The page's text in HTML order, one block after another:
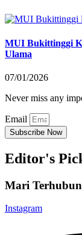
MUI Bukittinggi
Ulama
07/01/2026
Never miss any
Email
Subscribe Now
Editor's
Mari
Instagram